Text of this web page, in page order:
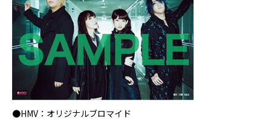
●HMV：オリジナルブロマイド